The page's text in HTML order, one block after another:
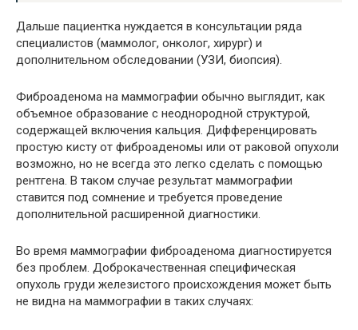
Дальше пациентка нуждается в консультации ряда
специалистов (маммолог, онколог, хирург) и
дополнительном обследовании (УЗИ, биопсия).
Фиброаденома на маммографии обычно выглядит, как
объемное образование с неоднородной структурой,
содержащей включения кальция. Дифференцировать
простую кисту от фиброаденомы или от раковой опухоли
возможно, но не всегда это легко сделать с помощью
рентгена. В таком случае результат маммографии
ставится под сомнение и требуется проведение
дополнительной расширенной диагностики.
Во время маммографии фиброаденома диагностируется
без проблем. Доброкачественная специфическая
опухоль груди железистого происхождения может быть
не видна на маммографии в таких случаях: